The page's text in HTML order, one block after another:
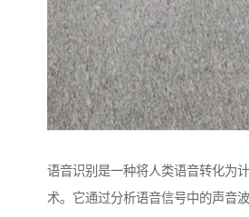
语音识别是一种将人类语音转化为
术。它通过分析语音信号中的声音